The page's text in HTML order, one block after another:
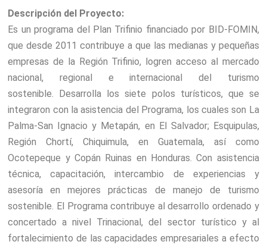
Descripción del Proyecto:
Es un programa del Plan Trifinio financiado por BID-FOMIN,
que desde 2011 contribuye a que las medianas y pequeñas
empresas de la Región Trifinio, logren acceso al mercado
nacional, regional e internacional del turismo
sostenible. Desarrolla los siete polos turísticos, que se
integraron con la asistencia del Programa, los cuales son La
Palma-San Ignacio y Metapán, en El Salvador; Esquipulas,
Región Chortí, Chiquimula, en Guatemala, así como
Ocotepeque y Copán Ruinas en Honduras. Con asistencia
técnica, capacitación, intercambio de experiencias y
asesoría en mejores prácticas de manejo de turismo
sostenible. El Programa contribuye al desarrollo ordenado y
concertado a nivel Trinacional, del sector turístico y al
fortalecimiento de las capacidades empresariales a efecto